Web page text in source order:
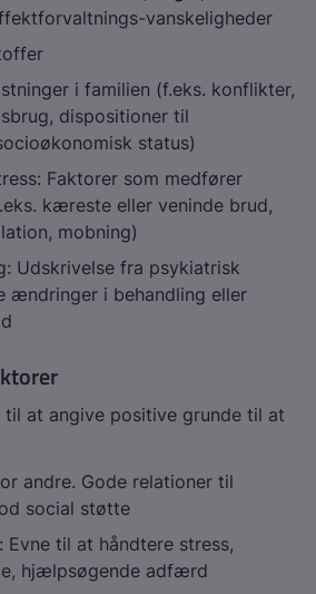
vanskeligheder
i familien (f.eks. konflikter,
dispositioner til
status)
Faktorer som medfører
kæreste eller veninde brud,
mobning)
Udskrivelse fra psykiatrisk
ændringer i behandling eller
til at angive positive grunde til at
andre. Gode relationer til
social støtte
Evne til at håndtere stress,
hjælpsøgende adfærd